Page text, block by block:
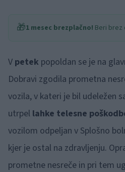
🎁1 mesec brezplačno! Beri brez
V petek popoldan se je na
Dobravi zgodila prometna
vozila, v kateri je bil udeležen
utrpel lahke telesne
vozilom odpeljan v Splošno
kjer je ostal na zdravljenju.
prometne nesreče in pri tem